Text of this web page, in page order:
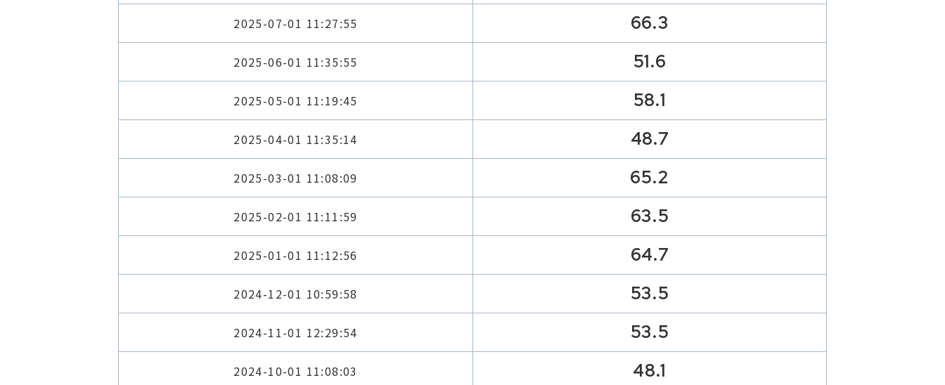
2025-07-01 11:27:55 66.3
2025-06-01 11:35:55 51.6
2025-05-01 11:19:45 58.1
2025-04-01 11:35:14 48.7
2025-03-01 11:08:09 65.2
2025-02-01 11:11:59 63.5
2025-01-01 11:12:56 64.7
2024-12-01 10:59:58 53.5
2024-11-01 12:29:54 53.5
2024-10-01 11:08:03 48.1